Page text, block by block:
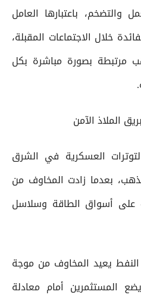
باعتبارها العامل
خلال الاجتماعات المقبلة،
مرتبطة بصورة مباشرة بكل
الملاذ الآمن
العسكرية في الشرق
بعدما زادت المخاوف من
على أسواق الطاقة وسلاسل
النفط يعيد المخاوف من موجة
المستثمرين أمام معادلة